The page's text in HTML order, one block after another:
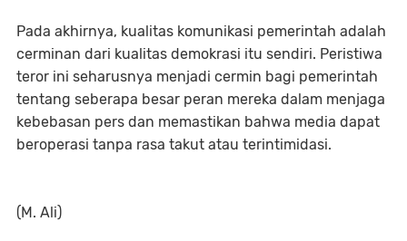
Pada akhirnya, kualitas komunikasi pemerintah adalah
cerminan dari kualitas demokrasi itu sendiri. Peristiwa
teror ini seharusnya menjadi cermin bagi pemerintah
tentang seberapa besar peran mereka dalam menjaga
kebebasan pers dan memastikan bahwa media dapat
beroperasi tanpa rasa takut atau terintimidasi.
(M. Ali)